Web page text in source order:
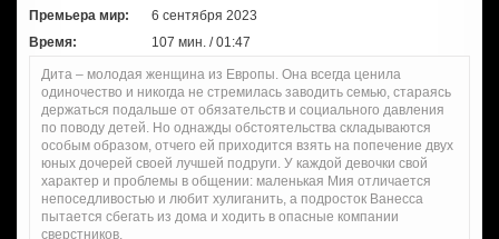
Премьера мир:
6 сентября 2023
Время:
107 мин. / 01:47
Дита – молодая женщина из Европы. Она всегда ценила
одиночество и никогда не стремилась заводить семью, стараясь
держаться подальше от обязательств и социального давления
по поводу детей. Но однажды обстоятельства складываются
особым образом, отчего ей приходится взять на попечение двух
юных дочерей своей лучшей подруги. У каждой девочки свой
характер и проблемы в общении: маленькая Мия отличается
непоседливостью и любит хулиганить, а подросток Ванесса
пытается сбегать из дома и ходить в опасные компании
сверстников.